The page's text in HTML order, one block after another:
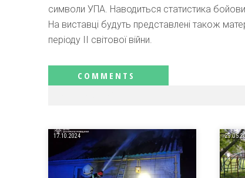
символи УПА. Наводиться статистика бойових
На виставці будуть представлені також
періоду ІІ світової війни.
17.10.2024